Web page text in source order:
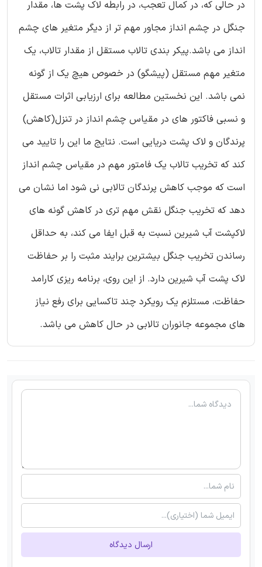
در حالی که، در کمال تعجب، در رابطه لاک پشت ها، مقدار
جنگل در چشم انداز مجاور مهم تر از دیگر متغیر های چشم
انداز می باشد.پیکر بندی تالاب مستقل از مقدار تالاب، یک
متغیر مهم مستقل (پیشگو) در خصوص هیچ یک از گونه
نمی باشد. این نخستین مطالعه برای ارزیابی اثرات مستقل
و نسبی فاکتور های در مقیاس چشم انداز در تنزل(کاهش)
پرندگان و لاک پشت دریایی است. نتایج ما این را تایید می
کند که تخریب تالاب یک فامتور مهم در مقیاس چشم انداز
است که موجب کاهش پرندگان تالابی نی شود اما نشان می
دهد که تخریب جنگل نقش مهم تری در کاهش گونه های
لاکپشت آب شیرین نسبت به قبل ایفا می کند، به حداقل
رساندن تخریب جنگل بیشترین برایند مثبت را بر حفاظت
لاک پشت آب شیرین دارد. از این روی، برنامه ریزی کارامد
حفاظت، مستلزم یک رویکرد چند تاکسایی برای رفع نیاز
های مجموعه جانوران تالابی در حال کاهش می باشد.
ارسال دیدگاه